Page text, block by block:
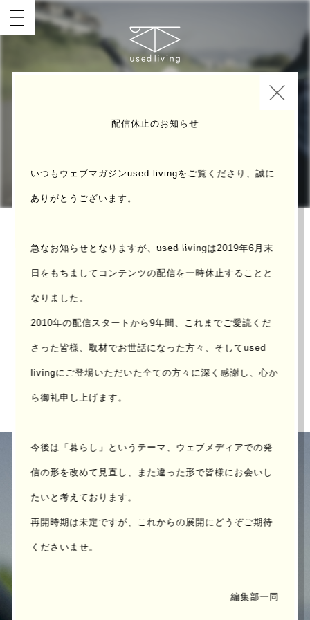
INDEX
配信休止のお知らせ
いつもウェブマガジンused livingをご覧くださり、誠に
ありがとうございます。
急なお知らせとなりますが、used livingは2019年6月末
日をもちまして コンテンツの配信を一時休止することと
なりました。
2010年の配信スタートから9年間、これまでご愛読くだ
さった皆様、取材でお世話になった方々、 そしてused
livingにご登場いただいた全ての方々に深く感謝し、心か
ら御礼申し上げます。
今後は「暮らし」というテーマ、ウェブメディアでの発
信の形を改めて見直し、 また違った形で皆様にお会いし
たいと考えております。
再開時期は未定ですが、これからの展開にどうぞご期待
くださいませ。
編集部一同
「散歩はいつもこう」
COVER
JAN , 2018